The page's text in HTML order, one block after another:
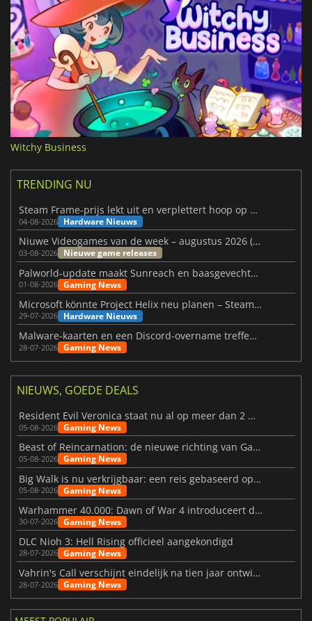
Witchy Business
TRENDING NU
Steam Frame-prijs lekt uit en verplettert hoop op betaalbare VR
04-08-2026 Hardware Nieuws
Niuwe Videogames van de week – augustus 2026 (week 32)
03-08-2026 Nieuwe game releases
Palworld-update maakt Sunreach en baasgevechten stabieler
01-08-2026 Gaming News
Microsoft könnte Project Helix neu planen – Steam-Support wackelt
29-07-2026 Hardware Nieuws
Malware-kaarten en een Discord-overname treffen Meccha Chameleon
28-07-2026 Gaming News
NIEUWS, GOEDE DEALS
Resident Evil Veronica staat nu al op meer dan 2 miljoen verlanglijstjes
05-08-2026 Gaming News
Beast of Reincarnation: de nieuwe richting van Game Freak
05-08-2026 Gaming News
Big Walk is nu verkrijgbaar: een reis gebaseerd op vriendschap
05-08-2026 Gaming News
Warhammer 40.000: Dawn of War 4 introduceert de Necron-factie
30-07-2026 Gaming News
DLC Nioh 3: Hell Rising officieel aangekondigd
28-07-2026 Gaming News
Vahrin's Call verschijnt eindelijk na tien jaar ontwikkeling
28-07-2026 Gaming News